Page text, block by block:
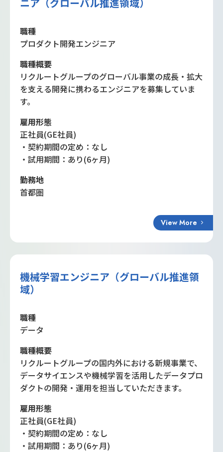
職種
プロダクト開発エンジニア
職種概要
リクルートグループのグローバル事業の成長・拡大
を支える開発に携わるエンジニアを募集していま
す。
雇用形態
正社員(GE社員)
・契約期間の定め：なし
・試用期間：あり(6ヶ月)
勤務地
首都圏
View More
機械学習エンジニア（グローバル推進領
域）
職種
データ
職種概要
リクルートグループの国内外における新規事業で、
データサイエンスや機械学習を活用したデータプロ
ダクトの開発・運用を担当していただきます。
雇用形態
正社員(GE社員)
・契約期間の定め：なし
・試用期間：あり(6ヶ月)